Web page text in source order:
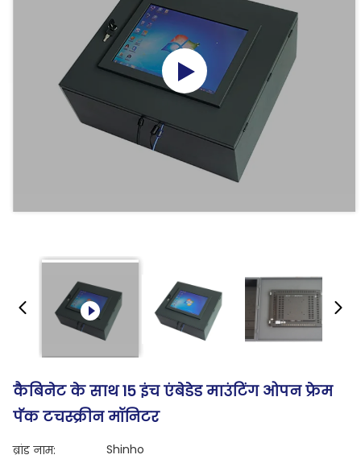
कैबिनेट के साथ 15 इंच एंबेडेड माउंटिंग ओपन फ्रेम
पॅक टचस्क्रीन मॉनिटर
ब्रांड नाम:
Shinho